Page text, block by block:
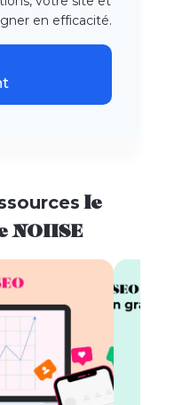
en efficacité.
le
NOIISE